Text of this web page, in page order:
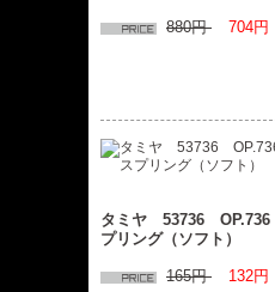
880円 704円
タミヤ 53736 OP.736
プリング（ソフト）
165円 132円